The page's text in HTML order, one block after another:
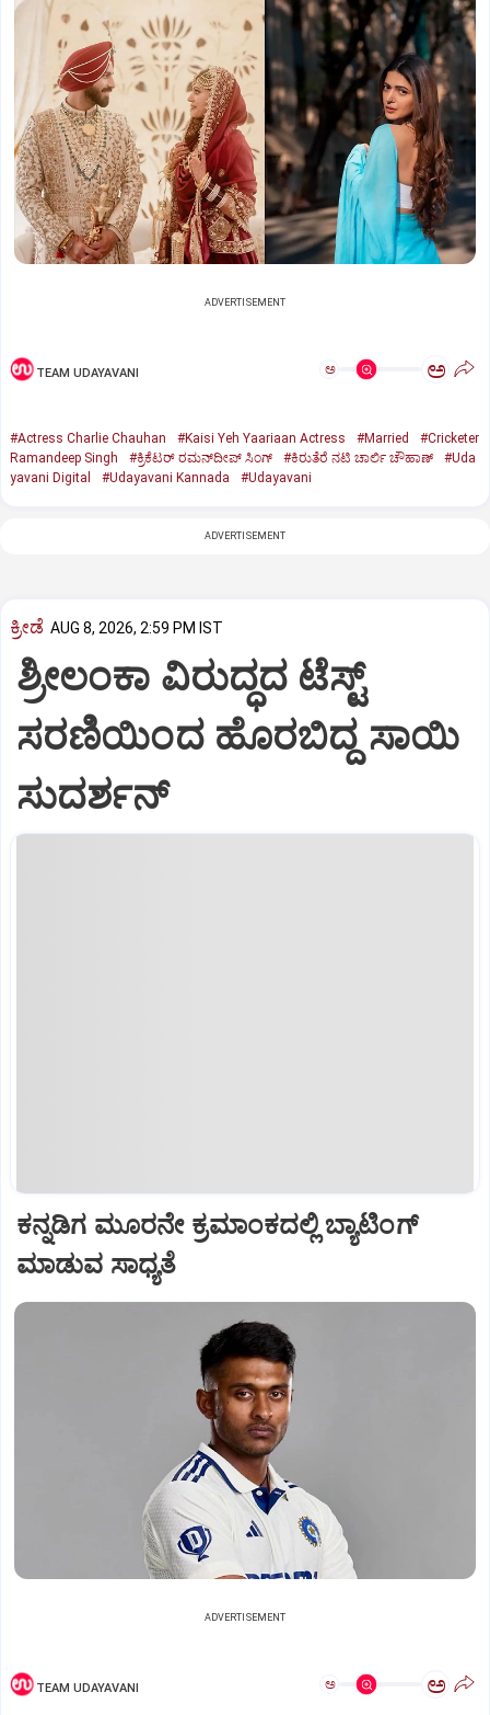
ADVERTISEMENT
TEAM UDAYAVANI ಅ ಅ
#Actress Charlie Chauhan #Kaisi Yeh Yaariaan Actress #Married
#Cricketer
Ramandeep Singh
#ಕ್ರಿಕೆಟರ್‌ ರಮನ್‌ದೀಪ್‌ ಸಿಂಗ್ #ಕಿರುತೆರೆ ನಟಿ ಚಾರ್ಲಿ ಚೌಹಾಣ್
#Uda
yavani Digital
#Udayavani Kannada #Udayavani
ADVERTISEMENT
ಕ್ರೀಡೆ AUG 8, 2026, 2:59 PM IST
ಶ್ರೀಲಂಕಾ ವಿರುದ್ಧದ ಟೆಸ್ಟ್
ಸರಣಿಯಿಂದ ಹೊರಬಿದ್ದ ಸಾಯಿ
ಸುದರ್ಶನ್
ಕನ್ನಡಿಗ ಮೂರನೇ ಕ್ರಮಾಂಕದಲ್ಲಿ ಬ್ಯಾಟಿಂಗ್
ಮಾಡುವ ಸಾಧ್ಯತೆ
ADVERTISEMENT
TEAM UDAYAVANI ಅ ಅ